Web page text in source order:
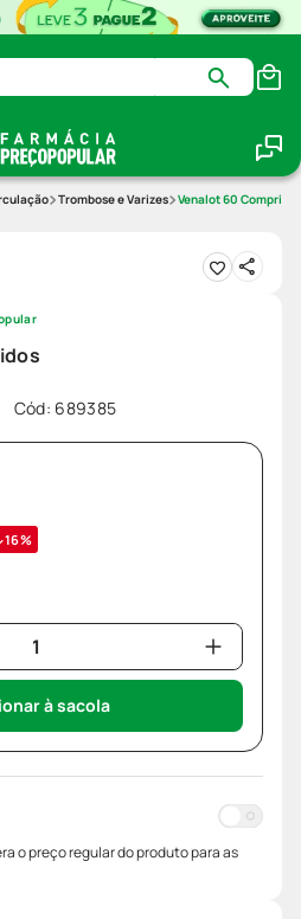
Trombose e Varizes Venalot 60
Cód: 689385
16%
à sacola
o preço regular do produto para as